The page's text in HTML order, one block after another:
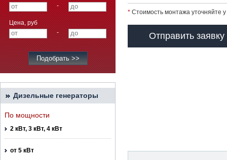
-
Цена, руб
-
Дизельные генераторы
По мощности
2 кВт, 3 кВт, 4 кВт
от 5 кВт
* Стоимость монтажа уточняйте
Отправить